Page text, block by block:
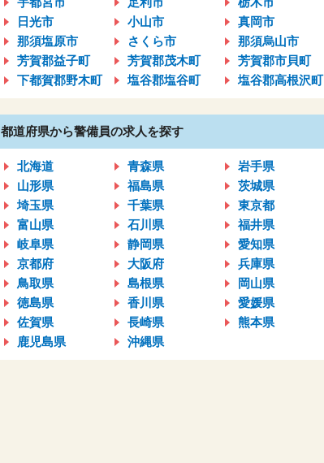
日光市
小山市 真岡市
那須塩原市
さくら市 那須烏山市
芳賀郡益子町
芳賀郡茂木町 芳賀郡市貝町
下都賀郡野木町
塩谷郡塩谷町 塩谷郡高根沢町
都道府県から警備員の求人を探す
北海道 青森県 岩手県
山形県
福島県 茨城県
埼玉県
千葉県 東京都
富山県
石川県 福井県
岐阜県
静岡県 愛知県
京都府
大阪府 兵庫県
鳥取県
島根県 岡山県
徳島県
香川県 愛媛県
佐賀県
長崎県 熊本県
鹿児島県
沖縄県